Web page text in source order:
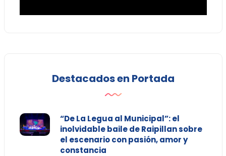
Destacados en Portada
“De La Legua al Municipal”: el
inolvidable baile de Raipillan sobre
el escenario con pasión, amor y
constancia